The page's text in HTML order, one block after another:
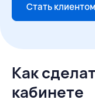
Стать клиентом
Как
кабинете